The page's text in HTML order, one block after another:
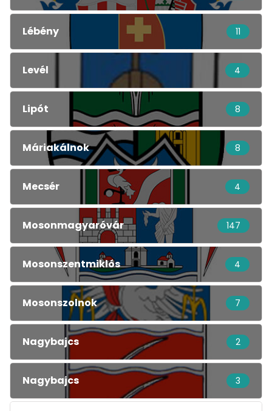
Lébény 11
Levél 4
Lipót 8
Máriakálnok 8
Mecsér 4
Mosonmagyaróvár 147
Mosonszentmiklós 4
Mosonszolnok 7
Nagybajcs 2
Nagybajcs 3